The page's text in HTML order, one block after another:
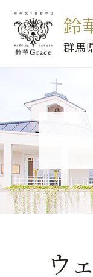
鈴
群馬
ウ